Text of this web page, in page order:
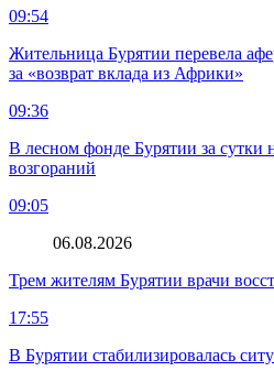
09:54
Жительница Бурятии перевела
за «возврат вклада из Африки»
09:36
В лесном фонде Бурятии за сутки
возгораний
09:05
06.08.2026
Трем жителям Бурятии врачи
17:55
В Бурятии стабилизировалась